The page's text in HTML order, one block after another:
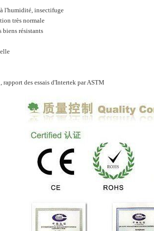
l'humidité, insectifuge
très normale
biens résistants
rapport des essais d'Intertek par ASTM